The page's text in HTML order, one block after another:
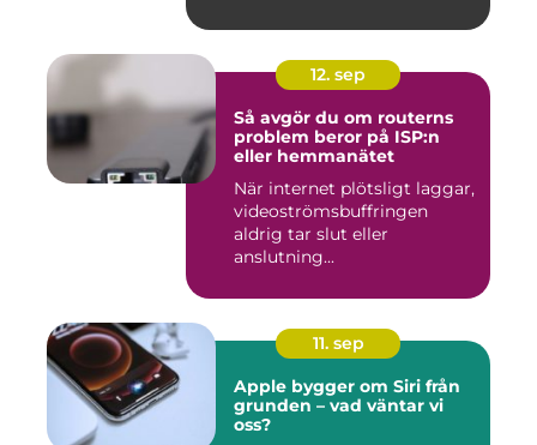
12. sep
Så avgör du om routerns
problem beror på ISP:n
eller hemmanätet
När internet plötsligt laggar,
videoströmsbuffringen
aldrig tar slut eller
anslutning...
11. sep
Apple bygger om Siri från
grunden – vad väntar vi
oss?